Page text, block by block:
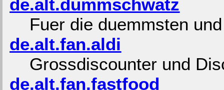
de.alt.dummschwatz
Fuer die duemmsten
de.alt.fan.aldi
Grossdiscounter und
de.alt.fan.fastfood